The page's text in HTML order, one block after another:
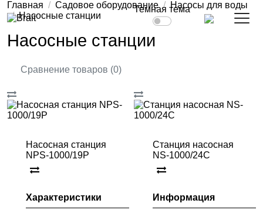
Темная тема
Главная Садовое оборудование
Насосы для воды
Насосные станции
Насосные станции
Сравнение товаров (0)
Насосная станция
NPS-1000/19P
Характеристики
Станция насосная
NS-1000/24C
Информация